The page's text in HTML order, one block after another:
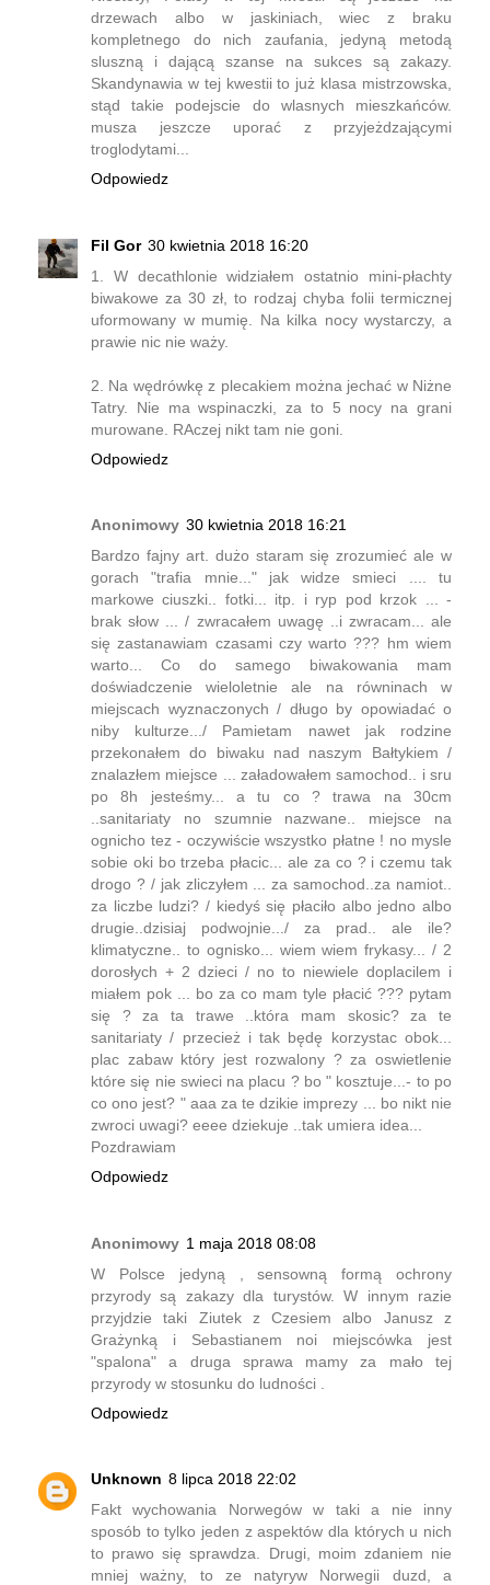
drzewach albo w jaskiniach, wiec z braku
kompletnego do nich zaufania, jedyną metodą
sluszną i dającą szanse na sukces są zakazy.
Skandynawia w tej kwestii to już klasa mistrzowska,
stąd takie podejscie do wlasnych mieszkańców.
musza jeszcze uporać z przyjeżdzającymi
troglodytami...
Odpowiedz
Fil Gor 30 kwietnia 2018 16:20
1. W decathlonie widziałem ostatnio mini-płachty
biwakowe za 30 zł, to rodzaj chyba folii termicznej
uformowany w mumię. Na kilka nocy wystarczy, a
prawie nic nie waży.
2. Na wędrówkę z plecakiem można jechać w Niżne
Tatry. Nie ma wspinaczki, za to 5 nocy na grani
murowane. RAczej nikt tam nie goni.
Odpowiedz
Anonimowy 30 kwietnia 2018 16:21
Bardzo fajny art. dużo staram się zrozumieć ale w
gorach "trafia mnie..." jak widze smieci .... tu
markowe ciuszki.. fotki... itp. i ryp pod krzok ... -
brak słow ... / zwracałem uwagę ..i zwracam... ale
się zastanawiam czasami czy warto ??? hm wiem
warto... Co do samego biwakowania mam
doświadczenie wieloletnie ale na równinach w
miejscach wyznaczonych / długo by opowiadać o
niby kulturze.../ Pamietam nawet jak rodzine
przekonałem do biwaku nad naszym Bałtykiem /
znalazłem miejsce ... załadowałem samochod.. i sru
po 8h jesteśmy... a tu co ? trawa na 30cm
..sanitariaty no szumnie nazwane.. miejsce na
ognicho tez - oczywiście wszystko płatne ! no mysle
sobie oki bo trzeba płacic... ale za co ? i czemu tak
drogo ? / jak zliczyłem ... za samochod..za namiot..
za liczbe ludzi? / kiedyś się płaciło albo jedno albo
drugie..dzisiaj podwojnie.../ za prad.. ale ile?
klimatyczne.. to ognisko... wiem wiem frykasy... / 2
dorosłych + 2 dzieci / no to niewiele doplacilem i
miałem pok ... bo za co mam tyle płacić ??? pytam
się ? za ta trawe ..która mam skosic? za te
sanitariaty / przecież i tak będę korzystac obok...
plac zabaw który jest rozwalony ? za oswietlenie
które się nie swieci na placu ? bo " kosztuje...- to po
co ono jest? " aaa za te dzikie imprezy ... bo nikt nie
zwroci uwagi? eeee dziekuje ..tak umiera idea...
Pozdrawiam
Odpowiedz
Anonimowy 1 maja 2018 08:08
W Polsce jedyną , sensowną formą ochrony
przyrody są zakazy dla turystów. W innym razie
przyjdzie taki Ziutek z Czesiem albo Janusz z
Grażynką i Sebastianem noi miejscówka jest
"spalona" a druga sprawa mamy za mało tej
przyrody w stosunku do ludności .
Odpowiedz
Unknown 8 lipca 2018 22:02
Fakt wychowania Norwegów w taki a nie inny
sposób to tylko jeden z aspektów dla których u nich
to prawo się sprawdza. Drugi, moim zdaniem nie
mniej ważny, to ze natyryw Norwegii duzd, a